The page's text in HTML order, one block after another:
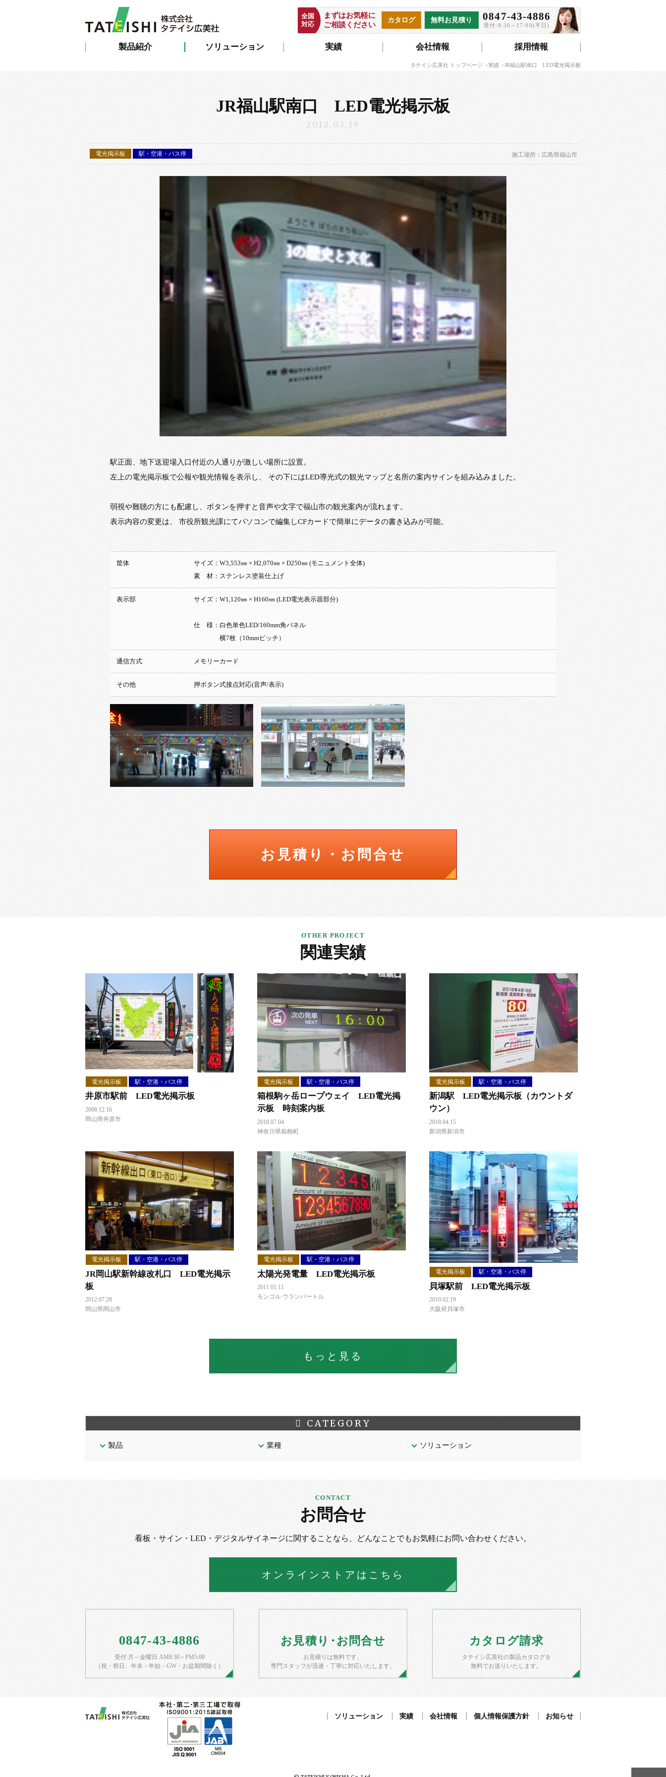
製品紹介 ソリューション 実績 会社情報 採用情報
0847-43-4886
受付:8:30～17:00(平日)
無料お見積り
カタログ
まずはお気軽に
ご相談ください
全国
対応
タテイシ広美社 トップページ 実績 JR福山駅南口 LED電光掲示板
JR福山駅南口 LED電光掲示板
2012.03.19
電光掲示板 駅・空港・バス停 施工場所：広島県福山市
駅正面、地下送迎場入口付近の人通りが激しい場所に設置。
左上の電光掲示板で公報や観光情報を表示し、 その下にはLED導光式の観光マップと名所の案内サインを組み込みました。
弱視や難聴の方にも配慮し、ボタンを押すと音声や文字で福山市の観光案内が流れます。
表示内容の変更は、 市役所観光課にてパソコンで編集しCFカードで簡単にデータの書き込みが可能。
筐体
サイズ：W3,553㎜ × H2,070㎜ × D250㎜ (モニュメント全体)
素 材：ステンレス塗装仕上げ
表示部 サイズ：W1,120㎜ × H160㎜ (LED電光表示器部分)
仕 様：白色単色LED/160mm角パネル
横7枚（10mmピッチ）
通信方式 メモリーカード
その他 押ボタン式接点対応(音声/表示)
お見積り・お問合せ
関連実績
電光掲示板 駅・空港・バス停
井原市駅前 LED電光掲示板
2008.12.16
岡山県井原市
電光掲示板 駅・空港・バス停
箱根駒ヶ岳ロープウェイ LED電光掲
示板 時刻案内板
2018.07.04
神奈川県箱根町
電光掲示板 駅・空港・バス停
新潟駅 LED電光掲示板（カウントダ
ウン）
2018.04.15
新潟県新潟市
電光掲示板 駅・空港・バス停
JR岡山駅新幹線改札口 LED電光掲示
板
2012.07.28
岡山県岡山市
電光掲示板 駅・空港・バス停
太陽光発電量 LED電光掲示板
2011.01.11
モンゴル ウランバートル
電光掲示板 駅・空港・バス停
貝塚駅前 LED電光掲示板
2010.02.19
大阪府貝塚市
もっと見る
CATEGORY
製品 業種 ソリューション
お問合せ
看板・サイン・LED・デジタルサイネージに関することなら、 どんなことでもお気軽にお問い合わせください。
オンラインストアはこちら
0847-43-4886
受付:月～金曜日 AM8:30～PM5:00
（祝・祭日、年末・年始・GW・お盆期間除く）
お 見積り・ お 問合せ
お見積りは無料です。
専門スタッフが迅速・丁寧に対応いたします。
カタログ請求
タテイシ広美社の製品カタログを
無料でお送りいたします。
ソリューション 実績 会社情報 個人情報保護方針 お知らせ